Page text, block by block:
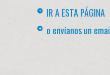
IR A ESTA PÁGINA
o envíanos un